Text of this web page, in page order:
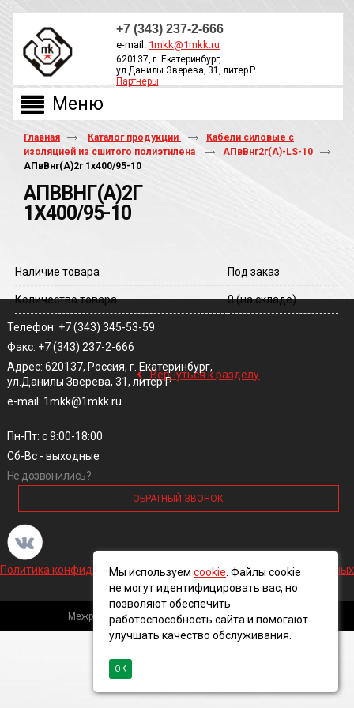
+7 (343) 237-2-666
e-mail: 1mkk@1mkk.ru
620137, г. Екатеринбург,
ул.Данилы Зверева, 31, литер Р
Партнеры
Главная Каталог продукции
Кабели силовые с
изоляцией из сшитого полиэтилена
АПвВнг2г(А)-LS-10
АПвВнг(A)2г 1х400/95-10
АПВВНГ(A)2Г
1Х400/95-10
Наличие товара Под заказ
Количество товара 0(на складе)
‹ Вернуться к разделу
Телефон: +7 (343) 345-53-59
Факс: +7 (343) 237-2-666
Адрес: 620137, Россия, г. Екатеринбург,
ул.Данилы Зверева, 31, литер Р
e-mail: 1mkk@1mkk.ru
Пн-Пт: с 9:00-18:00
Сб-Вс - выходные
Не дозвонились?
ОБРАТНЫЙ ЗВОНОК
Политика конфиденциальности и обработки персональных данных
Межрегиональная кабельная компания, 2016 ©
Мы используем cookie . Файлы cookie
не могут идентифицировать вас, но
позволяют обеспечить
работоспособность сайта и помогают
улучшать качество обслуживания.
ОК